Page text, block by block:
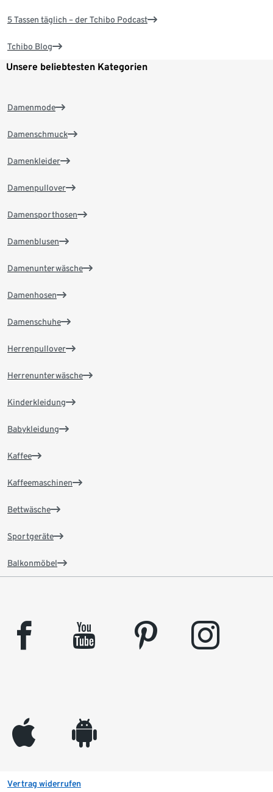
5 Tassen täglich – der Tchibo Podcast
Tchibo Blog
Unsere beliebtesten Kategorien
Damenmode
Damenschmuck
Damenkleider
Damenpullover
Damensporthosen
Damenblusen
Damenunterwäsche
Damenhosen
Damenschuhe
Herrenpullover
Herrenunterwäsche
Kinderkleidung
Babykleidung
Kaffee
Kaffeemaschinen
Bettwäsche
Sportgeräte
Balkonmöbel
facebook youtube pinterest instagram
appleinc android
Vertrag widerrufen